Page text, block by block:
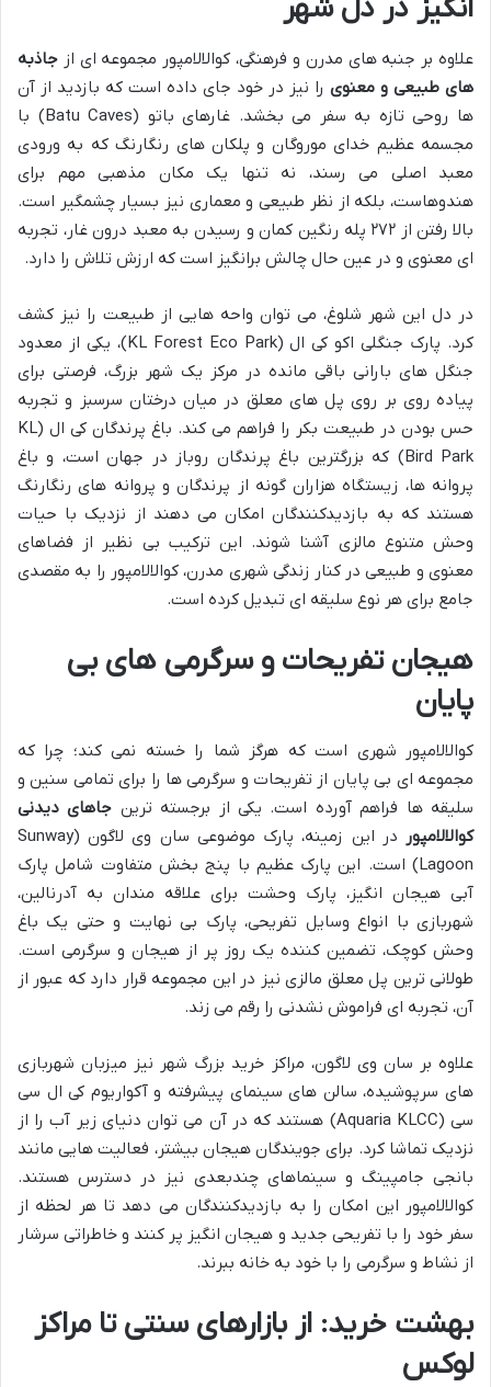
انگیز در دل شهر
علاوه بر جنبه های مدرن و فرهنگی، کوالالامپور مجموعه ای از جاذبه
های طبیعی و معنوی را نیز در خود جای داده است که بازدید از آن
ها روحی تازه به سفر می بخشد. غارهای باتو (Batu Caves) با
مجسمه عظیم خدای موروگان و پلکان های رنگارنگ که به ورودی
معبد اصلی می رسند، نه تنها یک مکان مذهبی مهم برای
هندوهاست، بلکه از نظر طبیعی و معماری نیز بسیار چشمگیر است.
بالا رفتن از ۲۷۲ پله رنگین کمان و رسیدن به معبد درون غار، تجربه
ای معنوی و در عین حال چالش برانگیز است که ارزش تلاش را دارد.
در دل این شهر شلوغ، می توان واحه هایی از طبیعت را نیز کشف
کرد. پارک جنگلی اکو کی ال (KL Forest Eco Park)، یکی از معدود
جنگل های بارانی باقی مانده در مرکز یک شهر بزرگ، فرصتی برای
پیاده روی بر روی پل های معلق در میان درختان سرسبز و تجربه
حس بودن در طبیعت بکر را فراهم می کند. باغ پرندگان کی ال (KL
Bird Park) که بزرگترین باغ پرندگان روباز در جهان است، و باغ
پروانه ها، زیستگاه هزاران گونه از پرندگان و پروانه های رنگارنگ
هستند که به بازدیدکنندگان امکان می دهند از نزدیک با حیات
وحش متنوع مالزی آشنا شوند. این ترکیب بی نظیر از فضاهای
معنوی و طبیعی در کنار زندگی شهری مدرن، کوالالامپور را به مقصدی
جامع برای هر نوع سلیقه ای تبدیل کرده است.
هیجان تفریحات و سرگرمی های بی
پایان
کوالالامپور شهری است که هرگز شما را خسته نمی کند؛ چرا که
مجموعه ای بی پایان از تفریحات و سرگرمی ها را برای تمامی سنین و
سلیقه ها فراهم آورده است. یکی از برجسته ترین جاهای دیدنی
کوالالامپور
در این زمینه، پارک موضوعی سان وی لاگون (Sunway
Lagoon) است. این پارک عظیم با پنج بخش متفاوت شامل پارک
آبی هیجان انگیز، پارک وحشت برای علاقه مندان به آدرنالین،
شهربازی با انواع وسایل تفریحی، پارک بی نهایت و حتی یک باغ
وحش کوچک، تضمین کننده یک روز پر از هیجان و سرگرمی است.
طولانی ترین پل معلق مالزی نیز در این مجموعه قرار دارد که عبور از
آن، تجربه ای فراموش نشدنی را رقم می زند.
علاوه بر سان وی لاگون، مراکز خرید بزرگ شهر نیز میزبان شهربازی
های سرپوشیده، سالن های سینمای پیشرفته و آکواریوم کی ال سی
سی (Aquaria KLCC) هستند که در آن می توان دنیای زیر آب را از
نزدیک تماشا کرد. برای جویندگان هیجان بیشتر، فعالیت هایی مانند
بانجی جامپینگ و سینماهای چندبعدی نیز در دسترس هستند.
کوالالامپور این امکان را به بازدیدکنندگان می دهد تا هر لحظه از
سفر خود را با تفریحی جدید و هیجان انگیز پر کنند و خاطراتی سرشار
از نشاط و سرگرمی را با خود به خانه ببرند.
بهشت خرید: از بازارهای سنتی تا مراکز
لوکس